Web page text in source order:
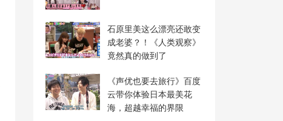
石原里美这么漂亮还敢变
成老婆？！《人类观察》
竟然真的做到了
《声优也要去旅行》百度
云带你体验日本最美花
海，超越幸福的界限